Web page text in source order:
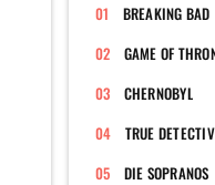
BREAKING BAD
GAME OF
CHERNOBYL
TRUE
DIE SOPRANOS